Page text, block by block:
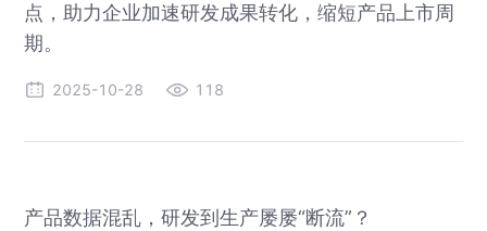
点，助力企业加速研发成果转化，缩短产品上市周
期。
2025-10-28 118
产品数据混乱，研发到生产屡屡“断流”？